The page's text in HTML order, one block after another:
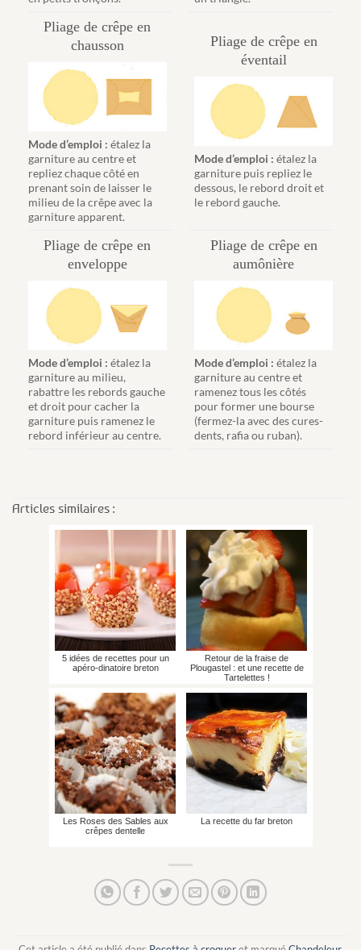
Pliage de crêpe en
chausson
Mode d’emploi : étalez la
garniture au centre et
repliez chaque côté en
prenant soin de laisser le
milieu de la crêpe avec la
garniture apparent.
Pliage de crêpe en
éventail
Mode d’emploi :étalez la
garniture puis repliez le
dessous, le rebord droit et
le rebord gauche.
Pliage de crêpe en
enveloppe
Mode d’emploi : étalez la
garniture au milieu,
rabattre les rebords gauche
et droit pour cacher la
garniture puis ramenez le
rebord inférieur au centre.
Pliage de crêpe en
aumônière
Mode d’emploi :étalez la
garniture au centre et
ramenez tous les côtés
pour former une bourse
(fermez-la avec des cures-
dents, rafia ou ruban).
Articles similaires :
5 idées de recettes pour un
apéro-dinatoire breton
Retour de la fraise de
Plougastel : et une recette de
Tartelettes !
Les Roses des Sables aux
crêpes dentelle
La recette du far breton